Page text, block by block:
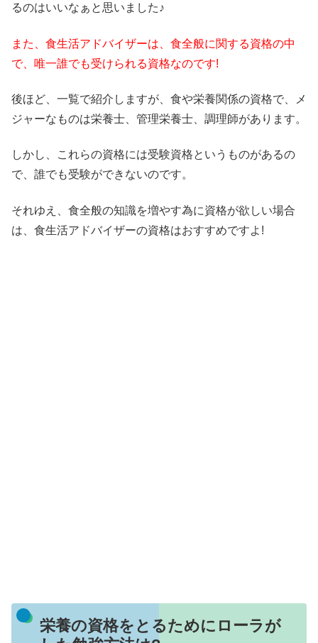
るのはいいなぁと思いました♪
また、食生活アドバイザーは、食全般に関する資格の中
で、唯一誰でも受けられる資格なのです!
後ほど、一覧で紹介しますが、食や栄養関係の資格で、メ
ジャーなものは栄養士、管理栄養士、調理師があります。
しかし、これらの資格には受験資格というものがあるの
で、誰でも受験ができないのです。
それゆえ、食全般の知識を増やす為に資格が欲しい場合
は、食生活アドバイザーの資格はおすすめですよ!
栄養の資格をとるためにローラが